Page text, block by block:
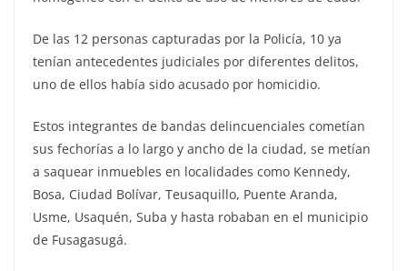
De las 12 personas capturadas por la Policía, 10 ya
tenían antecedentes judiciales por diferentes delitos,
uno de ellos había sido acusado por homicidio.
Estos integrantes de bandas delincuenciales cometían
sus fechorías a lo largo y ancho de la ciudad, se metían
a saquear inmuebles en localidades como Kennedy,
Bosa, Ciudad Bolívar, Teusaquillo, Puente Aranda,
Usme, Usaquén, Suba y hasta robaban en el municipio
de Fusagasugá.